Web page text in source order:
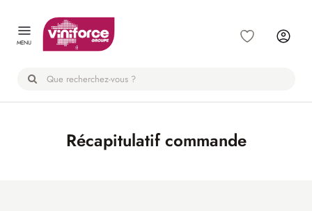
MENU
Récapitulatif commande